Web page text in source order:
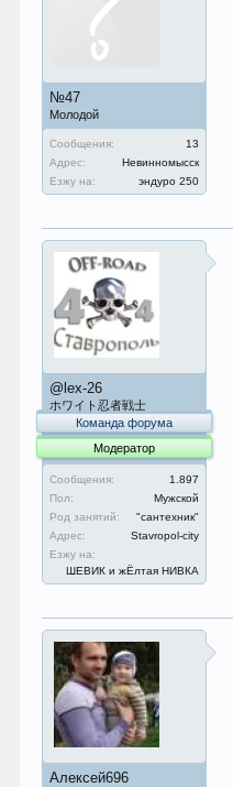
№47
Молодой
Сообщения:
13
Адрес:
Невинномысск
Езжу на:
эндуро 250
@lex-26
ホワイト忍者戦士
Команда форума
Модератор
Сообщения:
1.897
Пол:
Мужской
Род занятий:
"сантехник"
Адрес:
Stavropol-city
Езжу на:
ШЕВИК и жЁлтая НИВКА
Алексей696